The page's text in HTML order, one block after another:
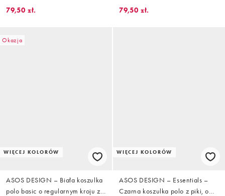
regularnym kroju z bardzo
79,50 zł.
regularnym kroju z
79,50 zł.
Okazja
WIĘCEJ KOLORÓW
ASOS DESIGN – Biała koszulka
polo basic o regularnym kroju z
WIĘCEJ KOLORÓW
ASOS DESIGN – Essentials –
Czarna koszulka polo z piki, o